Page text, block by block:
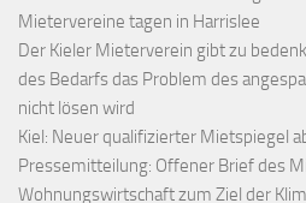
Mietervereine tagen in Harrislee
Der Kieler Mieterverein gibt zu
des Bedarfs das Problem des
nicht lösen wird
Kiel: Neuer qualifizierter Mietspiegel
Pressemitteilung: Offener Brief des
Wohnungswirtschaft zum Ziel der